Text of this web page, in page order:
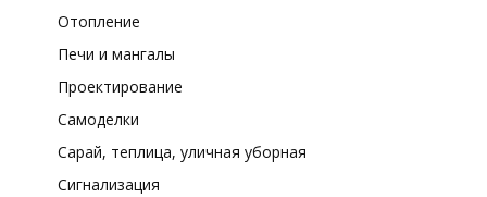
Отопление
Печи и мангалы
Проектирование
Самоделки
Сарай, теплица, уличная уборная
Сигнализация